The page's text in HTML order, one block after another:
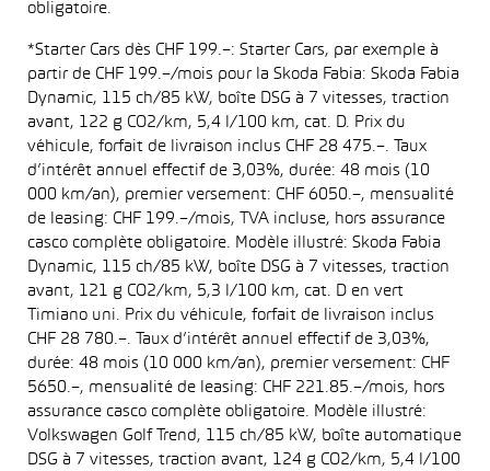
obligatoire.
*Starter Cars dès CHF 199.–: Starter Cars, par exemple à
partir de CHF 199.–/mois pour la Skoda Fabia: Skoda Fabia
Dynamic, 115 ch/85 kW, boîte DSG à 7 vitesses, traction
avant, 122 g CO2/km, 5,4 l/100 km, cat. D. Prix du
véhicule, forfait de livraison inclus CHF 28 475.–. Taux
d’intérêt annuel effectif de 3,03%, durée: 48 mois (10
000 km/an), premier versement: CHF 6050.–, mensualité
de leasing: CHF 199.–/mois, TVA incluse, hors assurance
casco complète obligatoire. Modèle illustré: Skoda Fabia
Dynamic, 115 ch/85 kW, boîte DSG à 7 vitesses, traction
avant, 121 g CO2/km, 5,3 l/100 km, cat. D en vert
Timiano uni. Prix du véhicule, forfait de livraison inclus
CHF 28 780.–. Taux d’intérêt annuel effectif de 3,03%,
durée: 48 mois (10 000 km/an), premier versement: CHF
5650.–, mensualité de leasing: CHF 221.85.–/mois, hors
assurance casco complète obligatoire. Modèle illustré:
Volkswagen Golf Trend, 115 ch/85 kW, boîte automatique
DSG à 7 vitesses, traction avant, 124 g CO2/km, 5,4 l/100